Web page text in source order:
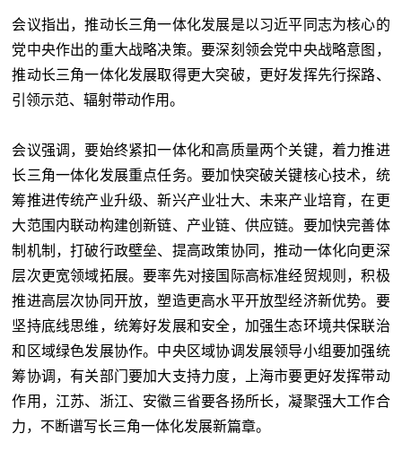
会议指出，推动长三角一体化发展是以习近平同志为核心的
党中央作出的重大战略决策。要深刻领会党中央战略意图，
推动长三角一体化发展取得更大突破，更好发挥先行探路、
引领示范、辐射带动作用。
会议强调，要始终紧扣一体化和高质量两个关键，着力推进
长三角一体化发展重点任务。要加快突破关键核心技术，统
筹推进传统产业升级、新兴产业壮大、未来产业培育，在更
大范围内联动构建创新链、产业链、供应链。要加快完善体
制机制，打破行政壁垒、提高政策协同，推动一体化向更深
层次更宽领域拓展。要率先对接国际高标准经贸规则，积极
推进高层次协同开放，塑造更高水平开放型经济新优势。要
坚持底线思维，统筹好发展和安全，加强生态环境共保联治
和区域绿色发展协作。中央区域协调发展领导小组要加强统
筹协调，有关部门要加大支持力度，上海市要更好发挥带动
作用，江苏、浙江、安徽三省要各扬所长，凝聚强大工作合
力，不断谱写长三角一体化发展新篇章。